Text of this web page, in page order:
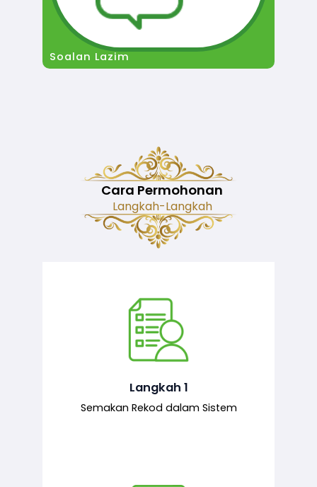
Soalan Lazim
Cara Permohonan
Langkah-Langkah
Langkah 1
Semakan Rekod dalam Sistem
Semakan ke atas sejarah permohonan
yang pernah dibuat oleh pemohon,